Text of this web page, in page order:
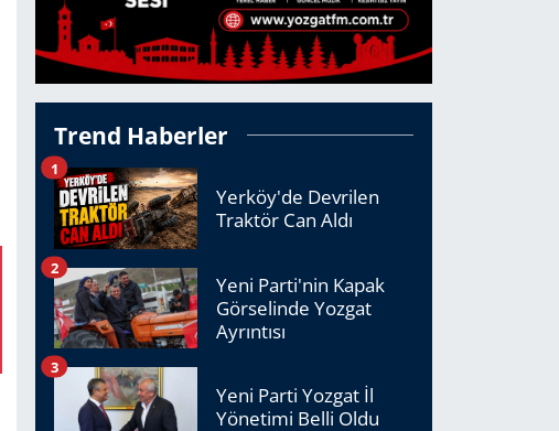
Trend Haberler
Yerköy'de Devrilen
Traktör Can Aldı
1
Yeni Parti'nin Kapak
Görselinde Yozgat
Ayrıntısı
2
Yeni Parti Yozgat İl
Yönetimi Belli Oldu
3